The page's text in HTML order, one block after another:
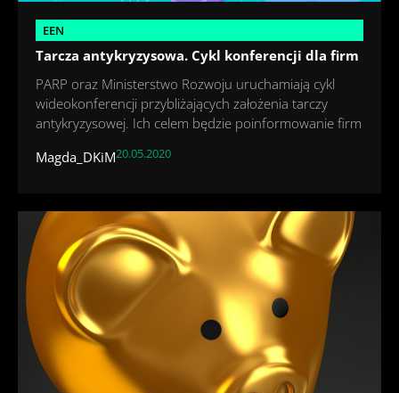
EEN
Tarcza antykryzysowa. Cykl konferencji dla firm
PARP oraz Ministerstwo Rozwoju uruchamiają cykl
wideokonferencji przybliżających założenia tarczy
antykryzysowej. Ich celem będzie poinformowanie firm
Magda_DKiM20.05.2020